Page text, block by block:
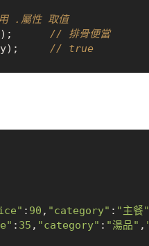
.屬性 取值
); // 排骨便當
); // true
: 90 , "category" : "主餐"
: 35 , "category" : "湯品" ,